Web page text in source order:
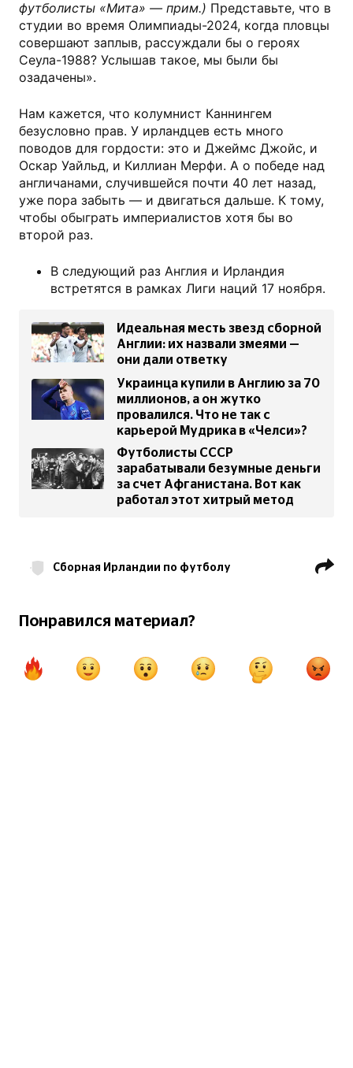
футболисты «Мита» — прим.) Представьте, что в
студии во время Олимпиады-2024, когда пловцы
совершают заплыв, рассуждали бы о героях
Сеула-1988? Услышав такое, мы были бы
озадачены».
Нам кажется, что колумнист Каннингем
безусловно прав. У ирландцев есть много
поводов для гордости: это и Джеймс Джойс, и
Оскар Уайльд, и Киллиан Мерфи. А о победе над
англичанами, случившейся почти 40 лет назад,
уже пора забыть — и двигаться дальше. К тому,
чтобы обыграть империалистов хотя бы во
второй раз.
В следующий раз Англия и Ирландия
встретятся в рамках Лиги наций 17 ноября.
Идеальная месть звезд сборной
Англии: их назвали змеями —
они дали ответку
Украинца купили в Англию за 70
миллионов, а он жутко
провалился. Что не так с
карьерой Мудрика в «Челси»?
Футболисты СССР
зарабатывали безумные деньги
за счет Афганистана. Вот как
работал этот хитрый метод
Сборная Ирландии по футболу
Лига наций
Понравился материал?